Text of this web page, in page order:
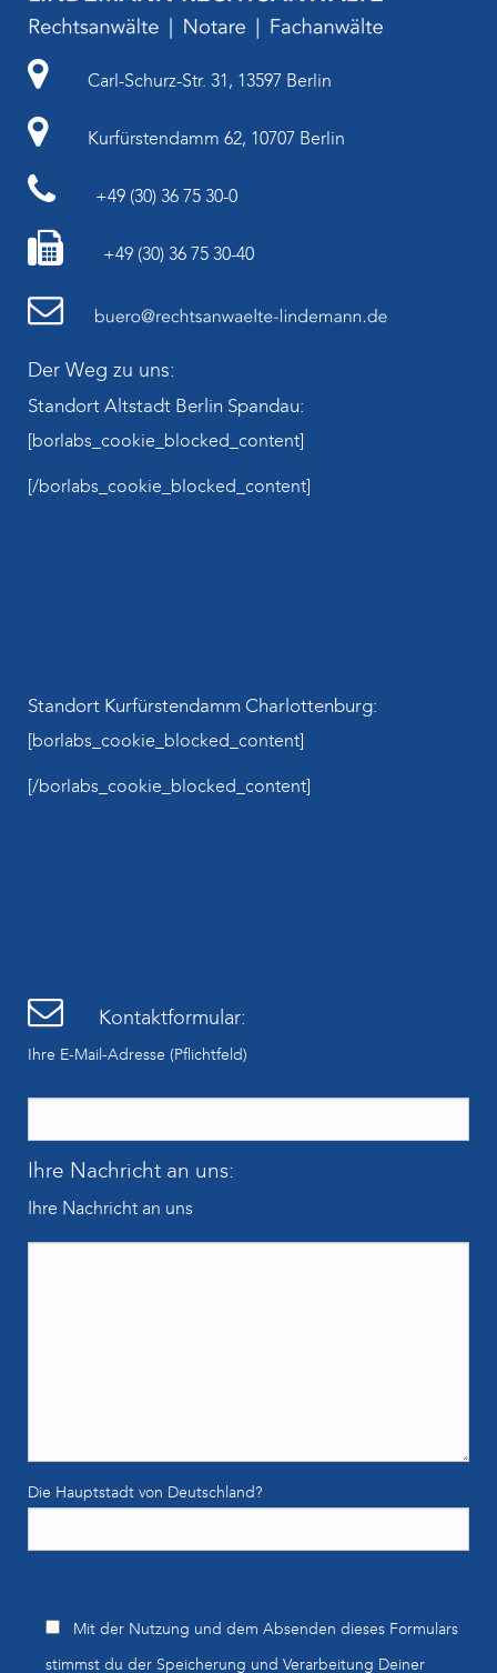
Carl-Schurz-Str. 31, 13597 Berlin
Kurfürstendamm 62, 10707 Berlin
+49 (30) 36 75 30-0
+49 (30) 36 75 30-40
Der Weg zu uns:
Standort Altstadt Berlin Spandau:
[borlabs_cookie_blocked_content]
[/borlabs_cookie_blocked_content]
Standort Kurfürstendamm Charlottenburg:
[borlabs_cookie_blocked_content]
[/borlabs_cookie_blocked_content]
Kontaktformular:
Ihre E-Mail-Adresse (Pflichtfeld)
Ihre Nachricht an uns:
Ihre Nachricht an uns
Die Hauptstadt von Deutschland?
Mit der Nutzung und dem Absenden dieses Formulars
stimmst du der Speicherung und Verarbeitung Deiner